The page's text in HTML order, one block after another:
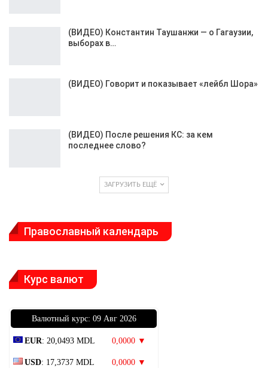
(ВИДЕО) Константин Таушанжи — о Гагаузии,
выборах в…
(ВИДЕО) Говорит и показывает «лейбл Шора»
(ВИДЕО) После решения КС: за кем
последнее слово?
ЗАГРУЗИТЬ ЕЩЁ
Православный календарь
Курс валют
Bалютный курс: 09 Авг 2026
EUR: 20,0493 MDL 0,0000 ▼
USD: 17,3737 MDL 0,0000 ▼